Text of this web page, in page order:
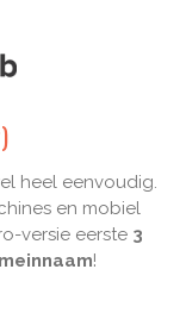
heel eenvoudig.
en mobiel
versie eerste 3
!